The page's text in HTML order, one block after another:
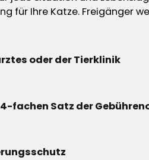
für Ihre Katze. Freigänger
oder der Tierklinik
fachen Satz der